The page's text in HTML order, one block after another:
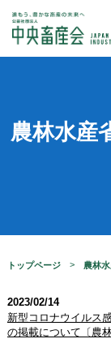
農林水産
トップページ 農林
2023/02/14
新型コロナウイルス
の掲載について〔農林